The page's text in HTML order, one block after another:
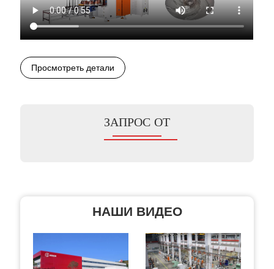
Просмотреть детали
ЗАПРОС ОТ
НАШИ ВИДЕО